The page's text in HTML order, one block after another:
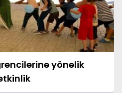
yönelik